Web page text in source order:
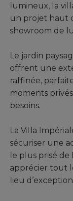
lumineux, la
un projet haut
showroom de
Le jardin
offrent une
raffinée,
moments
besoins.
La Villa
sécuriser une
le plus prisé de
apprécier tout
lieu